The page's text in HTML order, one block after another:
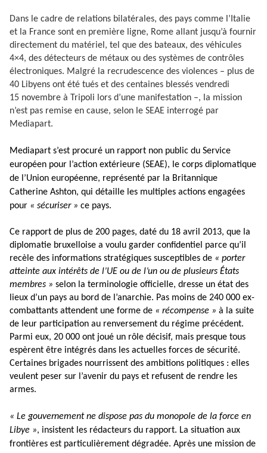
Dans le cadre de relations bilatérales, des pays comme l’Italie
et la France sont en première ligne, Rome allant jusqu’à fournir
directement du matériel, tel que des bateaux, des véhicules
4×4, des détecteurs de métaux ou des systèmes de contrôles
électroniques. Malgré la recrudescence des violences – plus de
40 Libyens ont été tués et des centaines blessés vendredi
15 novembre à Tripoli lors d’une manifestation –, la mission
n’est pas remise en cause, selon le SEAE interrogé par
Mediapart.
Mediapart s’est procuré un rapport non public du Service
européen pour l’action extérieure (SEAE), le corps diplomatique
de l’Union européenne, représenté par la Britannique
Catherine Ashton, qui détaille les multiples actions engagées
pour « sécuriser » ce pays.
Ce rapport de plus de 200 pages, daté du 18 avril 2013, que la
diplomatie bruxelloise a voulu garder confidentiel parce qu’il
recèle des informations stratégiques susceptibles de « porter
atteinte aux intérêts de l’UE ou de l’un ou de plusieurs États
membres » selon la terminologie officielle, dresse un état des
lieux d’un pays au bord de l’anarchie. Pas moins de 240 000 ex-
combattants attendent une forme de « récompense » à la suite
de leur participation au renversement du régime précédent.
Parmi eux, 20 000 ont joué un rôle décisif, mais presque tous
espèrent être intégrés dans les actuelles forces de sécurité.
Certaines brigades nourrissent des ambitions politiques : elles
veulent peser sur l’avenir du pays et refusent de rendre les
armes.
« Le gouvernement ne dispose pas du monopole de la force en
Libye », insistent les rédacteurs du rapport. La situation aux
frontières est particulièrement dégradée. Après une mission de